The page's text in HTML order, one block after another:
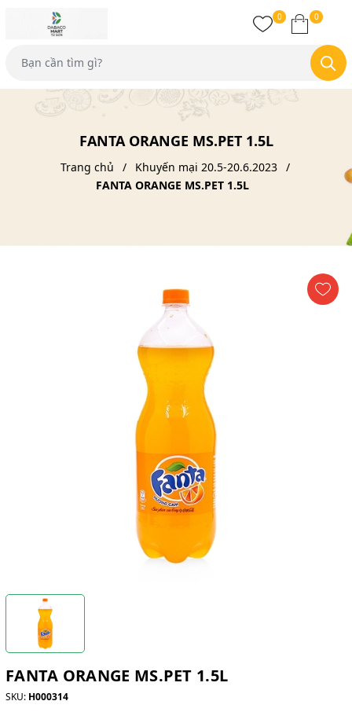
0 0
FANTA ORANGE MS.PET 1.5L
Trang chủ
Khuyến mại 20.5-20.6.2023
FANTA ORANGE MS.PET 1.5L
FANTA ORANGE MS.PET 1.5L
SKU: H000314